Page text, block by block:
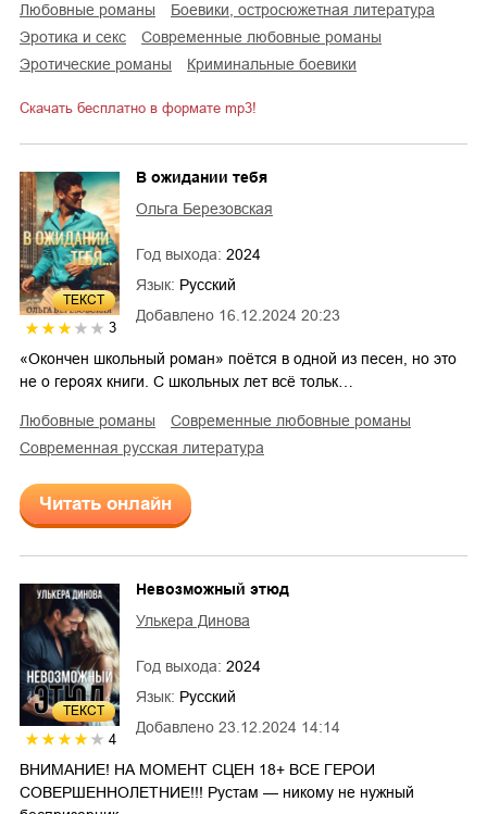
любовные романы
боевики, остросюжетная литература
эротика и секс
современные любовные романы
эротические романы
криминальные боевики
Скачать бесплатно в формате mp3!
ТЕКСТ
3
Добавлено 16.12.2024 20:23
В ожидании тебя
Ольга Березовская
Год выхода: 2024
Язык: Русский
«Окончен школьный роман» поётся в одной из песен, но это
не о героях книги. С школьных лет всё тольк…
любовные романы
современные любовные романы
современная русская литература
Читать онлайн
ТЕКСТ
4
Добавлено 23.12.2024 14:14
Невозможный этюд
Улькера Динова
Год выхода: 2024
Язык: Русский
ВНИМАНИЕ! НА МОМЕНТ СЦЕН 18+ ВСЕ ГЕРОИ
СОВЕРШЕННОЛЕТНИЕ!!! Рустам — никому не нужный